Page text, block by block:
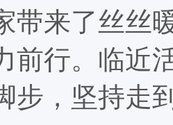
带来了丝丝
前行。临近
步，坚持走